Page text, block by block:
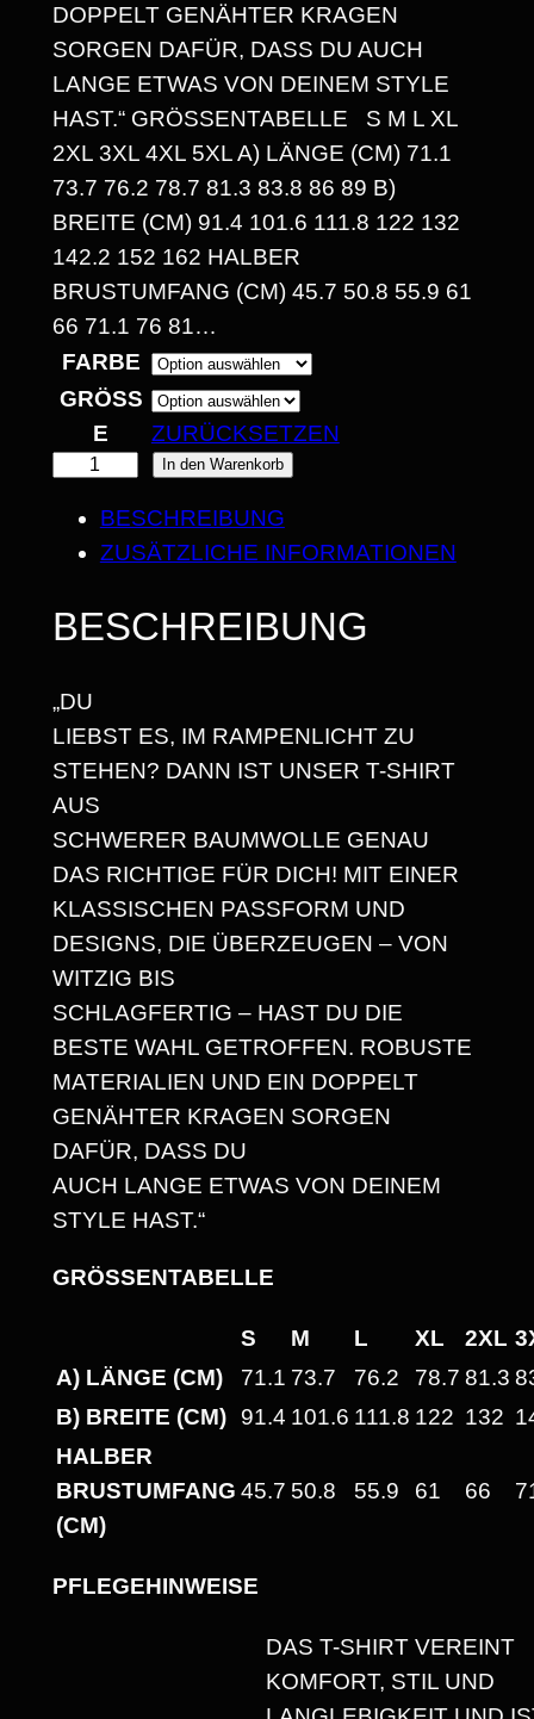
N
N
E
:
1
4
,
0
€
B
I
S
,
8
€
DOPPELT GENÄHTER KRAGEN
SORGEN DAFÜR, DASS DU AUCH
LANGE ETWAS VON DEINEM STYLE
HAST.“ GRÖSSENTABELLE S M L XL 2
XL 3XL 4XL 5XL A) LÄNGE (CM) 71.1 7
3.7 76.2 78.7 81.3 83.8 86 89 B) B
REITE (CM) 91.4 101.6 111.8 122 132 1
42.2 152 162 HALBER B
RUSTUMFANG (CM) 45.7 50.8 55.9 61 6
6 71.1 76 81…
FARBE
GRÖSSE
ZURÜCKSETZEN
H
N
D
=
M
E
I
N
H
A
P
P
Y
P
L
A
C
H
V
Y
W
E
In den Warenkorb
BESCHREIBUNG
ZUSÄTZLICHE INFORMATIONEN
BESCHREIBUNG
„DU
LIEBST ES, IM RAMPENLICHT ZU
STEHEN? DANN IST UNSER T-SHIRT
AUS
SCHWERER BAUMWOLLE GENAU
DAS RICHTIGE FÜR DICH! MIT EINER
KLASSISCHEN PASSFORM UND
DESIGNS, DIE ÜBERZEUGEN – VON
WITZIG BIS
SCHLAGFERTIG – HAST DU DIE
BESTE WAHL GETROFFEN. ROBUSTE
MATERIALIEN UND EIN DOPPELT
GENÄHTER KRAGEN SORGEN
DAFÜR, DASS DU
AUCH LANGE ETWAS VON DEINEM
STYLE HAST.“
GRÖSSENTABELLE
S M L XL 2XL
A) LÄNGE (CM)
71.1 73.7 76.2 78.7 81.3
B) BREITE (CM)
91.4 101.6 111.8 122 132
HALBER
BRUSTUMFANG
(CM)
45.7 50.8 55.9 61 66
PFLEGEHINWEISE
DAS T-SHIRT VEREINT
KOMFORT, STIL UND